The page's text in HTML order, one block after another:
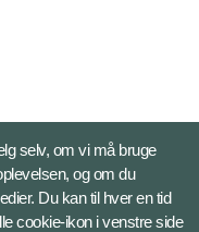
selv, om vi må bruge
og om du
Du kan til hver en tid
cookie-ikon i venstre side